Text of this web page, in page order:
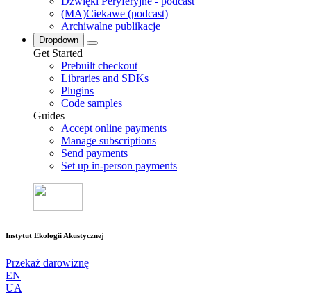
(MA)Ciekawe (podcast)
Archiwalne publikacje
Dropdown
Get Started
Prebuilt checkout
Libraries and SDKs
Plugins
Code samples
Guides
Accept online payments
Manage subscriptions
Send payments
Set up in-person payments
Instytut Ekologii Akustycznej
Przekaż darowiznę
EN
UA